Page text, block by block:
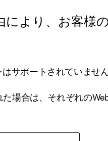
より、お客様
サポートされていません
場合は、それぞれの